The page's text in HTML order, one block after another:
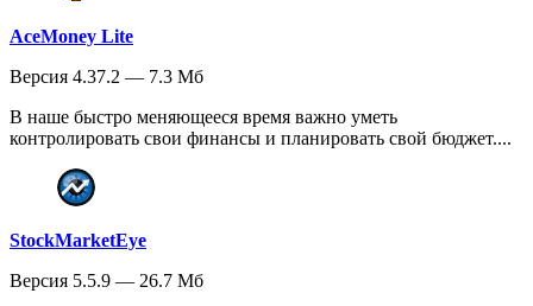
AceMoney Lite
Версия 4.37.2 — 7.3 Мб
В наше быстро меняющееся время важно уметь
контролировать свои финансы и планировать свой бюджет....
StockMarketEye
Версия 5.5.9 — 26.7 Мб